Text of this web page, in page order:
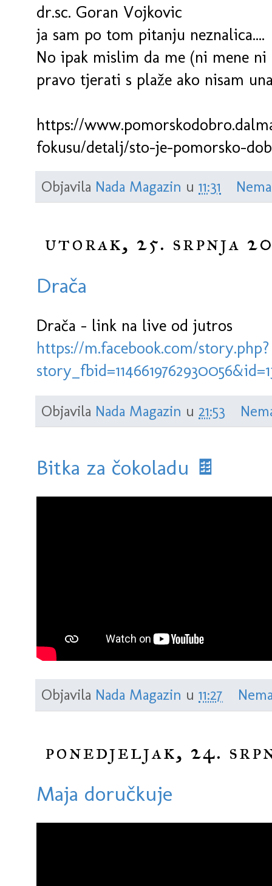
dr.sc. Goran Vojkovic
ja sam po tom pitanju neznalica....
No ipak mislim da me (ni mene
pravo tjerati s plaže ako nisam
https://
fokusu/detalj/sto-je-pomorsko-
Objavila Nada Magazin u 11:31
utorak, 25. srpnja
Drača
Drača - link na live od jutros
https://m.facebook.com/story.php?
Objavila Nada Magazin u 21:53
Bitka za čokoladu 🍫
Objavila Nada Magazin u 11:27
ponedjeljak, 24.
Maja doručkuje